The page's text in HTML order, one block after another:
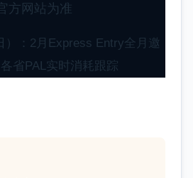
方网站为准
）：2月Express Entry全月邀
省PAL实时消耗跟踪